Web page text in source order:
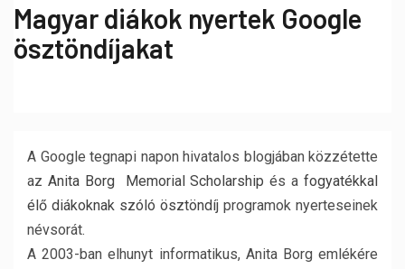
Magyar diákok nyertek Google
ösztöndíjakat
A Google tegnapi napon hivatalos blogjában közzétette
az Anita Borg Memorial Scholarship és a fogyatékkal
élő diákoknak szóló ösztöndíj programok nyerteseinek
névsorát.
A 2003-ban elhunyt informatikus, Anita Borg emlékére